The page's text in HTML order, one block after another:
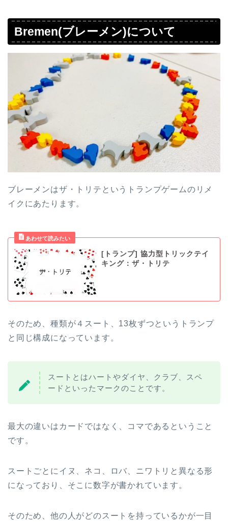
Bremen(ブレーメン)について
ブレーメンはザ・トリテというトランプゲームのリメ
イクにあたります。
[トランプ] 協力型トリックテイ
キング：ザ・トリテ
そのため、種類が４スート、13枚ずつというトランプ
と同じ構成になっています。
スートとはハートやダイヤ、クラブ、スペ
ードといったマークのことです。
最大の違いはカードではなく、コマであるということ
です。
スートごとにイヌ、ネコ、ロバ、ニワトリと異なる形
になっており、そこに数字が書かれています。
そのため、他の人がどのスートを持っているかが一目